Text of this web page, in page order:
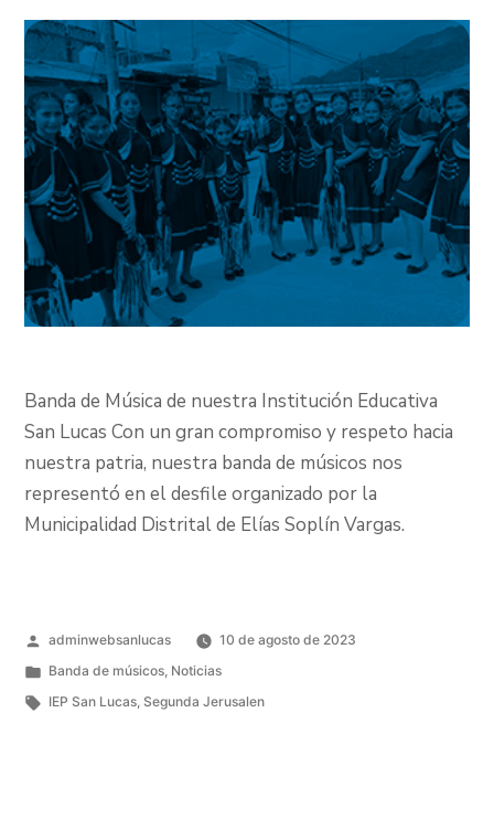
Banda de Música de nuestra Institución Educativa
San Lucas Con un gran compromiso y respeto hacia
nuestra patria, nuestra banda de músicos nos
representó en el desfile organizado por la
Municipalidad Distrital de Elías Soplín Vargas.
adminwebsanlucas
10 de agosto de 2023
Banda de músicos Noticias
IEP San Lucas Segunda Jerusalen